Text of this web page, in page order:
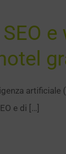
e
artificiale
e di […]